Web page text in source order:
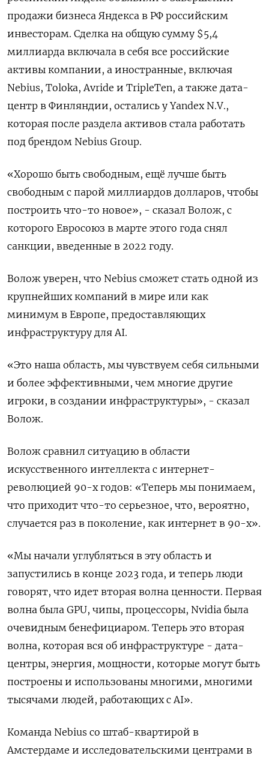
продажи бизнеса Яндекса в РФ российским
инвесторам. Сделка на общую сумму $5,4
миллиарда включала в себя все российские
активы компании, а иностранные, включая
Nebius, Toloka, Avride и TripleTen, а также дата-
центр в Финляндии, остались у Yandex N.V.,
которая после раздела активов стала работать
под брендом Nebius Group.
«Хорошо быть свободным, ещё лучше быть
свободным с парой миллиардов долларов, чтобы
построить что-то новое», - сказал Волож, с
которого Евросоюз в марте этого года снял
санкции, введенные в 2022 году.
Волож уверен, что Nebius сможет стать одной из
крупнейших компаний в мире или как
минимум в Европе, предоставляющих
инфраструктуру для AI.
«Это наша область, мы чувствуем себя сильными
и более эффективными, чем многие другие
игроки, в создании инфраструктуры», - сказал
Волож.
Волож сравнил ситуацию в области
искусственного интеллекта с интернет-
революцией 90-х годов: «Теперь мы понимаем,
что приходит что-то серьезное, что, вероятно,
случается раз в поколение, как интернет в 90-х».
«Мы начали углубляться в эту область и
запустились в конце 2023 года, и теперь люди
говорят, что идет вторая волна ценности. Первая
волна была GPU, чипы, процессоры, Nvidia была
очевидным бенефициаром. Теперь это вторая
волна, которая вся об инфраструктуре - дата-
центры, энергия, мощности, которые могут быть
построены и использованы многими, многими
тысячами людей, работающих с AI».
Команда Nebius со штаб-квартирой в
Амстердаме и исследовательскими центрами в